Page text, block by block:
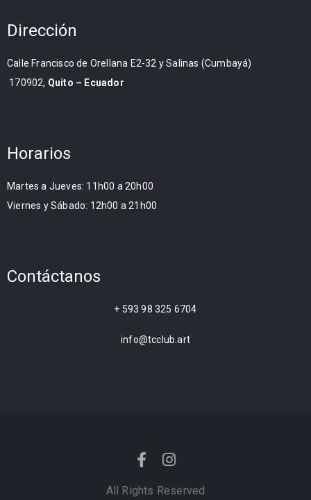
Dirección
Calle Francisco de Orellana E2-32 y Salinas (Cumbayá)
170902, Quito – Ecuador
Horarios
Martes a Jueves: 11h00 a 20h00
Viernes y Sábado: 12h00 a 21h00
Contáctanos
+ 593 98 325 6704
info@tcclub.art
All Rights Reserved